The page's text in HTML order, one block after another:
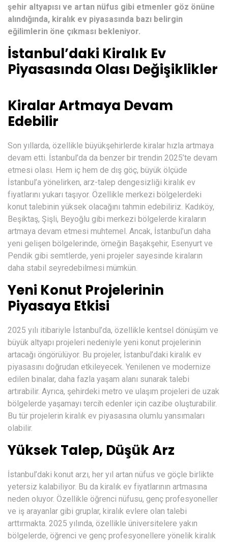
şehir altyapısı ve artan nüfus gibi etmenler göz önüne
alındığında, kiralık ev piyasasında bazı belirgin
eğilimlerin öne çıkması bekleniyor.
İstanbul’daki Kiralık Ev
Piyasasında Olası Değişiklikler
Kiralar Artmaya Devam
Edebilir
Son yıllarda, özellikle büyükşehirlerde kiralar hızla artmaya
devam etti. İstanbul’da da benzer bir trendin 2025’te devam
etmesi olası. Hem iç hem de dış göç, büyük ölçüde
İstanbul’a yönelirken, arz-talep dengesizliği kiralık ev
fiyatlarını yukarı taşıyor. Özellikle merkezi bölgelerdeki
konut talebinin yüksek olacağını tahmin edebiliriz. Kadıköy,
Beşiktaş, Şişli, Beyoğlu gibi merkezi bölgelerde kiraların
artmaya devam etmesi muhtemel. Ancak, İstanbul’un daha
yeni gelişen bölgelerinde, örneğin Başakşehir, Esenyurt ve
Pendik gibi semtlerde, yeni projeler sayesinde kiraların
daha stabil seyredebilmesi mümkün.
Yeni Konut Projelerinin
Piyasaya Etkisi
2025 yılı itibariyle İstanbul’da, özellikle kentsel dönüşüm ve
büyük altyapı projeleri nedeniyle yeni konut projelerinin
artacağı öngörülüyor. Bu projeler, İstanbul’daki kiralık ev
piyasasını doğrudan etkileyecek. Yenilenen ve modernize
edilen binalar, daha fazla yaşam alanı sunarak talebi
artırabilir. Ayrıca, şehirdeki metro ve ulaşım projeleri de uzak
bölgelerde yaşamayı tercih edenler için cazibe oluşturabilir.
Bu tür projelerin kiralık ev piyasasına olumlu yansımaları
olabilir.
Yüksek Talep, Düşük Arz
İstanbul’daki konut arzı, her yıl artan nüfus ve göçle birlikte
yetersiz kalabiliyor. Bu da kiralık ev fiyatlarının artmasına
neden oluyor. Özellikle öğrenci nüfusu, genç profesyoneller
ve iş arayanlar gibi gruplar, kiralık evlere olan talebi
arttırmakta. 2025 yılında, özellikle üniversitelere yakın
bölgelerde, öğrenci ve genç profesyonellere yönelik kiralık